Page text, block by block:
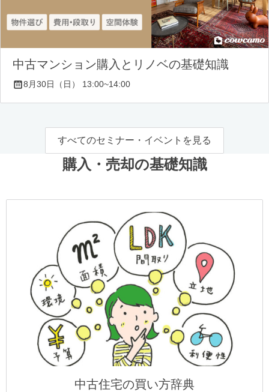
中古マンション購入とリノベの基礎知識
8月30日（日） 13:00~14:00
すべてのセミナー・イベントを見る
購入・売却の基礎知識
中古住宅の買い方辞典